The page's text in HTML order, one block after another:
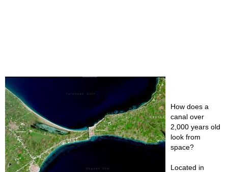
How does a
canal over
2,000 years old
look from
space?
Located in